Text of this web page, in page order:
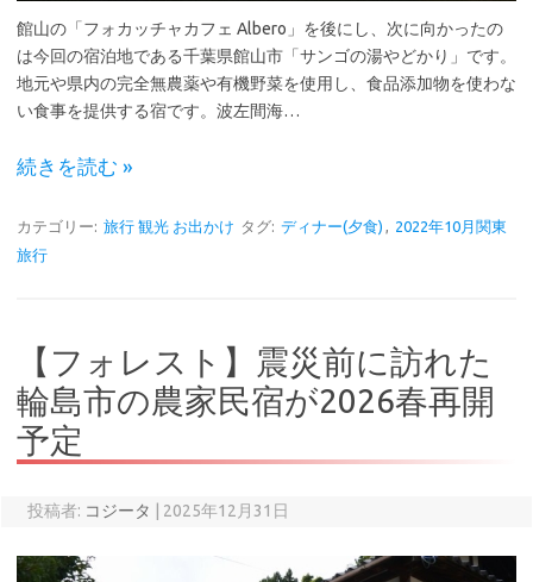
館山の「フォカッチャカフェ Albero」を後にし、次に向かったの
は今回の宿泊地である千葉県館山市「サンゴの湯やどかり」です。
地元や県内の完全無農薬や有機野菜を使用し、食品添加物を使わな
い食事を提供する宿です。波左間海…
続きを読む »
カテゴリー: 旅行 観光 お出かけ タグ: ディナー(夕食) , 2022年10月関東
旅行
【フォレスト】震災前に訪れた
輪島市の農家民宿が2026春再開
予定
投稿者: コジータ 2025年12月31日